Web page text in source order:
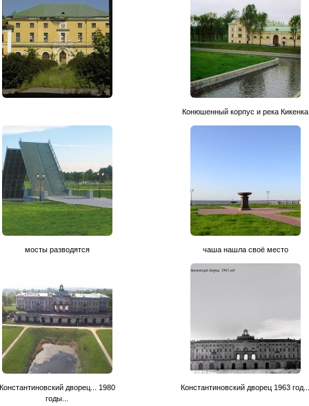
Конюшенный корпус и река Кикенка
мосты разводятся чаша нашла своё место
Константиновский дворец... 1980
годы...
Константиновский дворец 1963 год...